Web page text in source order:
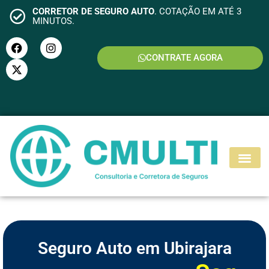
CORRETOR DE SEGURO AUTO. COTAÇÃO EM ATÉ 3
MINUTOS.
CONTRATE AGORA
SEGURO MOTO
Seguro Auto em Ubirajara